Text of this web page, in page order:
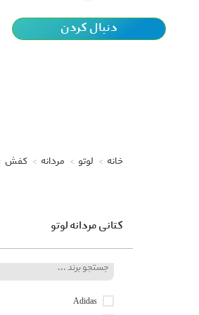
دنبال کردن
خانه لوتو مردانه کفش
کتانی مردانه لوتو
Adidas